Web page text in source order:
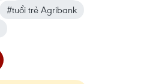
#tuổi trẻ Agribank